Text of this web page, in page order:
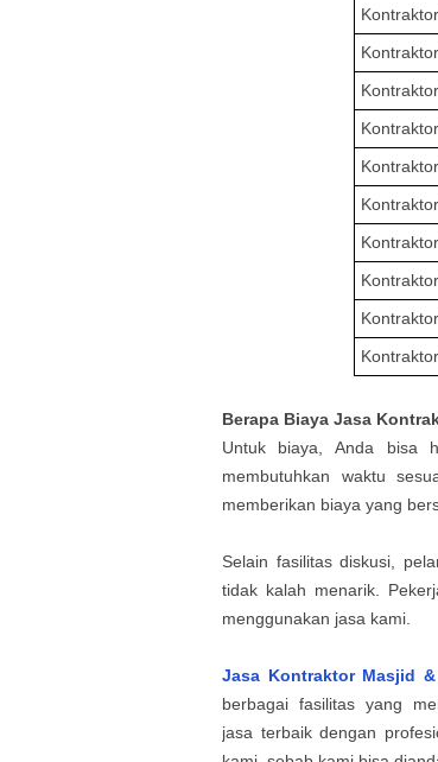
Berapa Biaya Jasa
Untuk biaya,Anda bisa
membutuhkan waktu
memberikan biaya yang
Selain fasilitas diskusi,
tidak kalah menarik.
menggunakan jasa kami.
Jasa Kontraktor Masjid
berbagai fasilitas yang
jasa terbaik dengan